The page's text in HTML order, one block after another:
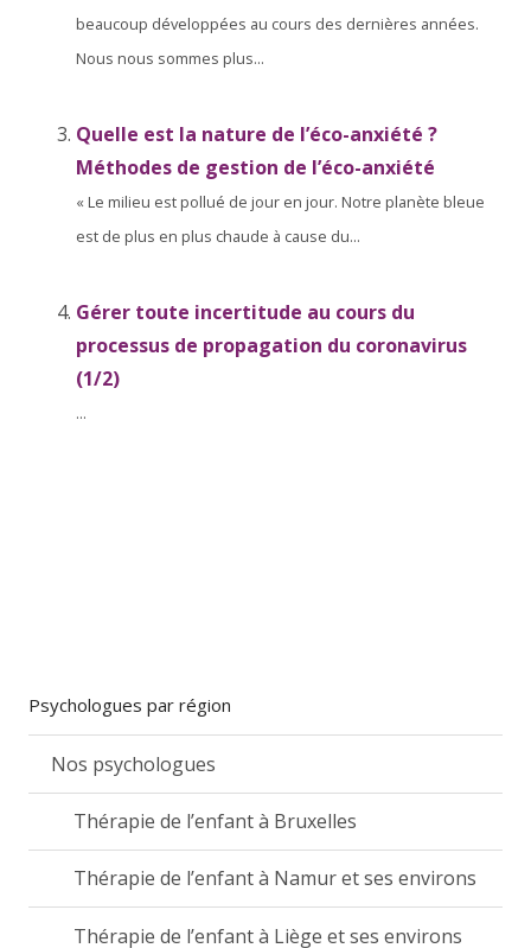
beaucoup développées au cours des dernières années.
Nous nous sommes plus...
Quelle est la nature de l’éco-anxiété ?
Méthodes de gestion de l’éco-anxiété
« Le milieu est pollué de jour en jour. Notre planète bleue
est de plus en plus chaude à cause du...
Gérer toute incertitude au cours du
processus de propagation du coronavirus
(1/2)
...
Psychologues par région
Nos psychologues
Thérapie de l’enfant à Bruxelles
Thérapie de l’enfant à Namur et ses environs
Thérapie de l’enfant à Liège et ses environs